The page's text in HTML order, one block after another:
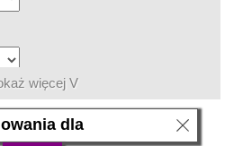
więcej V